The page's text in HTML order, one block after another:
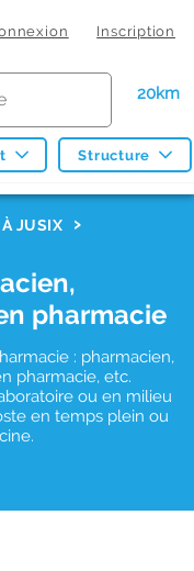
Inscription
20km
Structure
À JUSIX
pharmacie
: pharmacien,
pharmacie, etc.
ou en milieu
en temps plein ou